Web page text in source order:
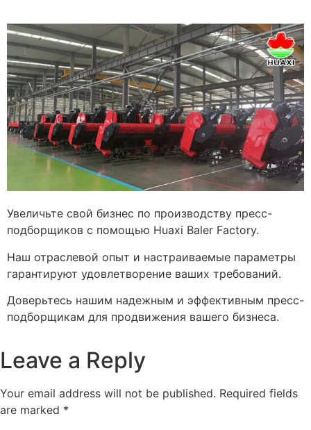
Увеличьте свой бизнес по производству пресс-
подборщиков с помощью Huaxi Baler Factory.
Наш отраслевой опыт и настраиваемые параметры
гарантируют удовлетворение ваших требований.
Доверьтесь нашим надежным и эффективным пресс-
подборщикам для продвижения вашего бизнеса.
Leave a Reply
Your email address will not be published. Required fields
are marked *